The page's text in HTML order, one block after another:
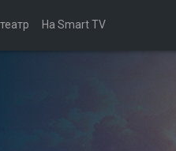
На Smart TV